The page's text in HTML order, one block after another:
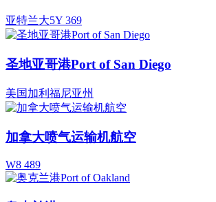
亚特兰大5Y 369
圣地亚哥港Port of San Diego
美国加利福尼亚州
加拿大喷气运输机航空
W8 489